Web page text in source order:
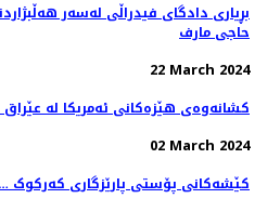
بڕیاری دادگای فیدراڵی لەسەر
حاجی مارف
22 March 2024
کشانەوەی هێزەکانی ئەمریکا لە
02 March 2024
کێشەکانی پۆستی پارێزگاری